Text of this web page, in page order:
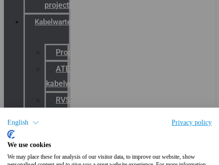
English Privacy policy
We use cookies
We may place these for analysis of our visitor data, to improve our website, show
projectie
Kabelwartels
Productcatalogus
ATEX
kabelwartels
RVS
kabelwartels
E-